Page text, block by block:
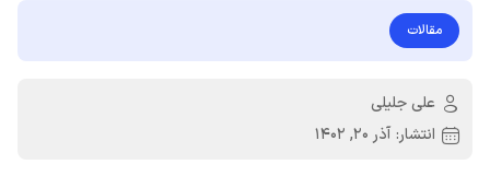
مقالات
علی جلیلی
انتشار: آذر 20, 1402